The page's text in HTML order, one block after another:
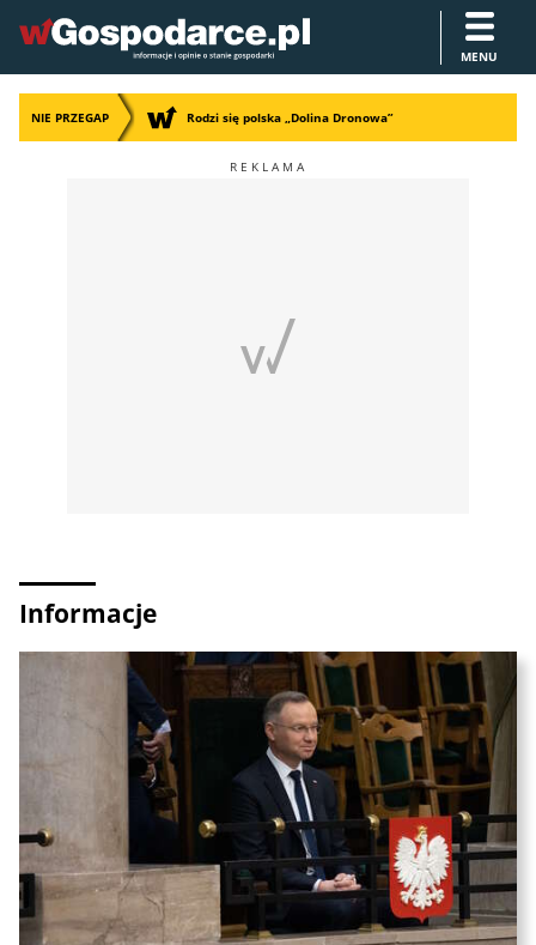
MENU
NIE PRZEGAP Rodzi się polska „Dolina Dronowa”
Informacje